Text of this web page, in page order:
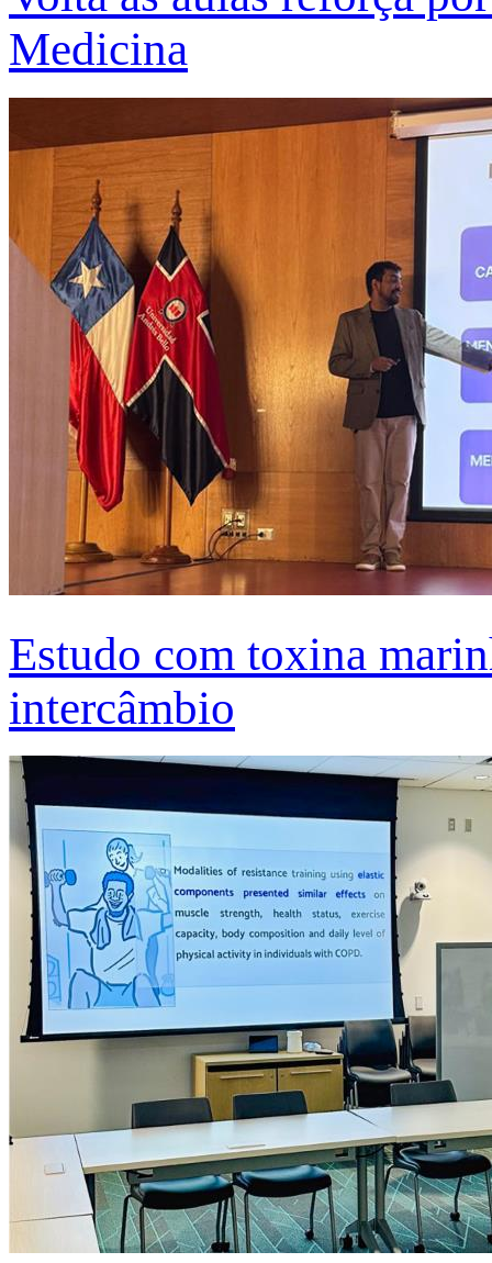
Medicina
Estudo com toxina
intercâmbio